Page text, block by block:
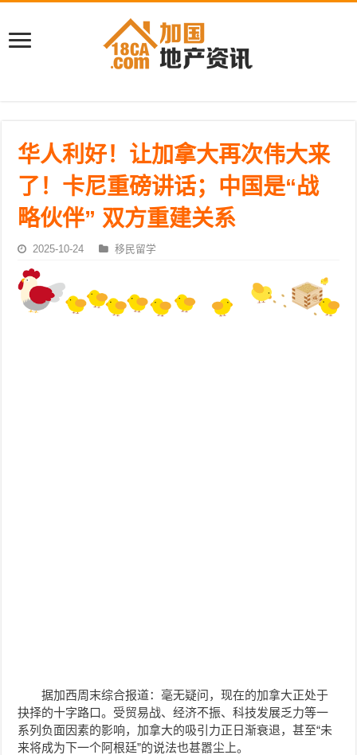
华人利好！让加拿大再次伟大来
了！卡尼重磅讲话；中国是“战
略伙伴” 双方重建关系
2025-10-24 移民留学
据加西周末综合报道：毫无疑问，现在的加拿大正处于
抉择的十字路口。受贸易战、经济不振、科技发展乏力等一
系列负面因素的影响，加拿大的吸引力正日渐衰退，甚至“未
来将成为下一个阿根廷”的说法也甚嚣尘上。